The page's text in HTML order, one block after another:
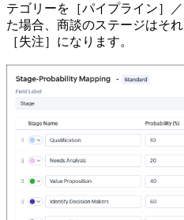
テゴリーを［パイプライン］
た場合、商談のステージはそ
［失注］になります。